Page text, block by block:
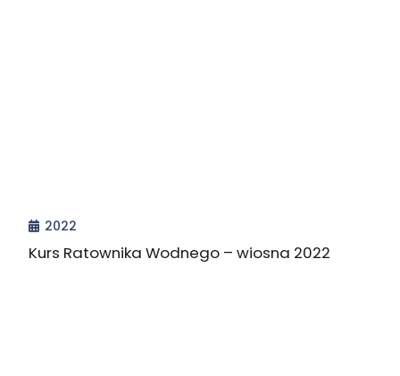
2022
Kurs Ratownika Wodnego – wiosna 2022